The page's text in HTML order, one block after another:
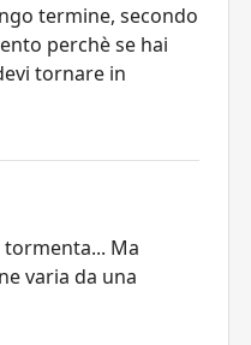
termine, secondo
perchè se hai
tornare in
Ma
varia da una